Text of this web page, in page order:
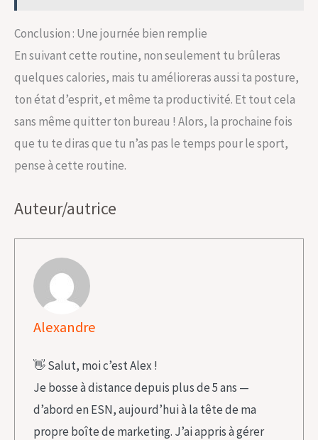
Conclusion : Une journée bien remplie
En suivant cette routine, non seulement tu brûleras
quelques calories, mais tu amélioreras aussi ta posture,
ton état d’esprit, et même ta productivité. Et tout cela
sans même quitter ton bureau ! Alors, la prochaine fois
que tu te diras que tu n’as pas le temps pour le sport,
pense à cette routine.
Auteur/autrice
Alexandre
👋 Salut, moi c’est Alex !
Je bosse à distance depuis plus de 5 ans —
d’abord en ESN, aujourd’hui à la tête de ma
propre boîte de marketing. J’ai appris à gérer